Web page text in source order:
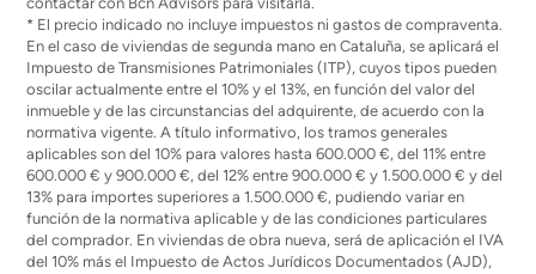
* El precio indicado no incluye impuestos ni gastos de compraventa.
En el caso de viviendas de segunda mano en Cataluña, se aplicará el
Impuesto de Transmisiones Patrimoniales (ITP), cuyos tipos pueden
oscilar actualmente entre el 10% y el 13%, en función del valor del
inmueble y de las circunstancias del adquirente, de acuerdo con la
normativa vigente. A título informativo, los tramos generales
aplicables son del 10% para valores hasta 600.000 €, del 11% entre
600.000 € y 900.000 €, del 12% entre 900.000 € y 1.500.000 € y del
13% para importes superiores a 1.500.000 €, pudiendo variar en
función de la normativa aplicable y de las condiciones particulares
del comprador. En viviendas de obra nueva, será de aplicación el IVA
del 10% más el Impuesto de Actos Jurídicos Documentados (AJD),